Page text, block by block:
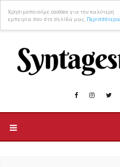
Χρησιμοποιούμε cookies για την καλύτερη
εμπειρία σου στη σελίδα μας. Περισσότερα